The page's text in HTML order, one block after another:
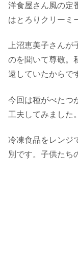
洋食屋さん風の定
はとろりクリーミ
上沼恵美子さん
のを聞いて尊敬。
遠していたからで
今回は種がべたつ
工夫してみました。
冷凍食品をレンジ
別です。子供たち